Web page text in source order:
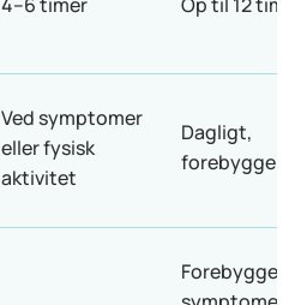
Ved symptomer
eller fysisk
aktivitet
Dagligt,
Forebygge